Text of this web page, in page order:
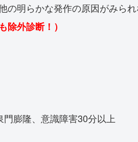
明らかな発作の原因がみられ
除外診断！）
膨隆、意識障害30分以上